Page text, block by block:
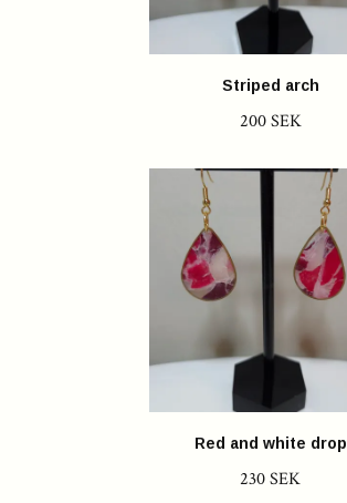
Striped arch
200 SEK
Red and white drop
230 SEK